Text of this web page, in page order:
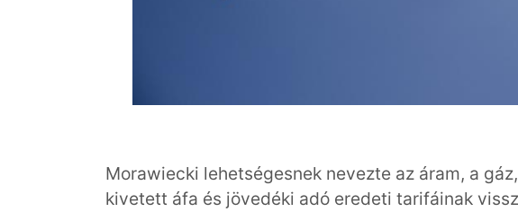
Morawiecki lehetségesnek nevezte az áram, a
kivetett áfa és jövedéki adó eredeti tarifáinak